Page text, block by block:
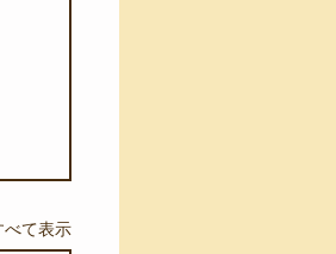
べて表示